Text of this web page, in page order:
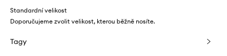
Standardní velikost
Doporučujeme zvolit velikost, kterou běžně nosíte.
Tagy